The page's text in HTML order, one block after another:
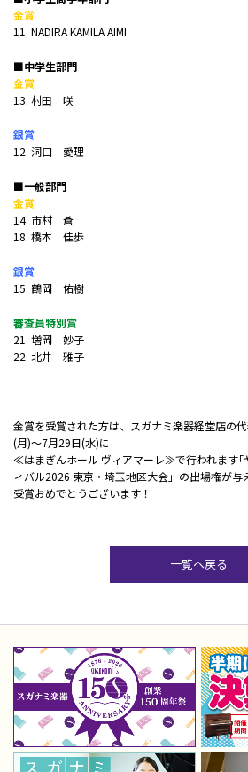
金賞
11. NADIRA KAMILA AIMI
■中学生部門
金賞
13. 村田 咲
銀賞
12. 洞口 愛理
■一般部門
金賞
14. 市村 蒼
18. 橋本 佳歩
銀賞
15. 鶴岡 佑樹
審査員特別賞
21. 増岡 妙子
22. 北井 雅子
金賞を受賞された方は、スガナミ楽器経堂店の
(月)～7月29日(水)に
≪はまぎんホール ヴィアマーレ≫で行われます｢
ィバル2026 東京・埼玉地区大会」の出場権が与
受賞おめでとうございます！
一覧へ戻る